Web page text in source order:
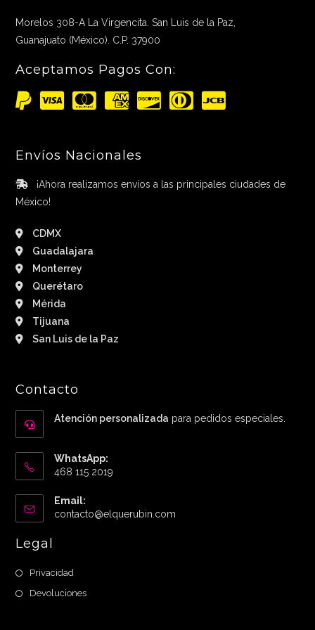
Morelos 308-A La Virgencita. San Luis de la Paz,
Guanajuato (México). C.P. 37900
Aceptamos Pagos Con:
Envíos Nacionales
¡Ahora realizamos envíos a las principales ciudades de
México!
CDMX
Guadalajara
Monterrey
Querétaro
Mérida
Tijuana
San Luis de la Paz
Contacto
Atención personalizada para pedidos especiales.
WhatsApp:
468 115 2019
Email:
contacto@elquerubin.com
Legal
Privacidad
Devoluciones